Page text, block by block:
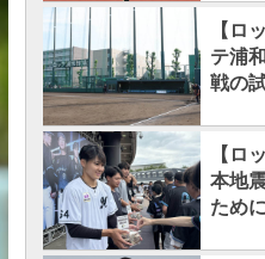
【ロ
テ浦
戦の
前10
【ロ
本地
ため
は選